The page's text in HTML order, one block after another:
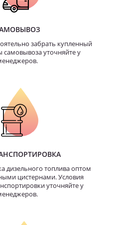
забрать купленный
самовывоза уточняйте у
дизельного топлива оптом
цистернами. Условия
уточняйте у